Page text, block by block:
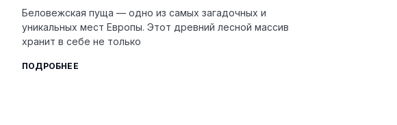
Беловежская пуща — одно из самых загадочных и
уникальных мест Европы. Этот древний лесной массив
хранит в себе не только
ПОДРОБНЕЕ